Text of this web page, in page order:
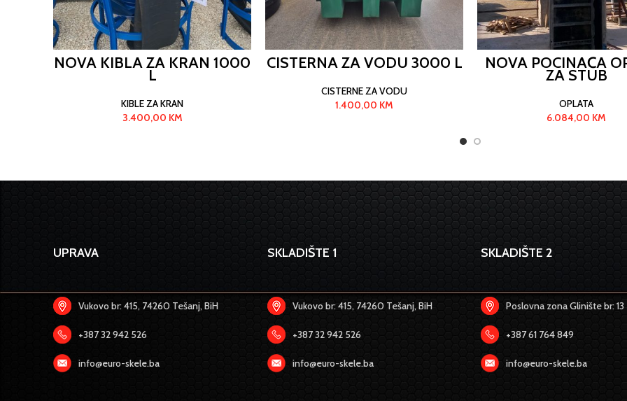
NOVA KIBLA ZA KRAN 1000
L
KIBLE ZA KRAN
3.400,00 KM
CISTERNA ZA VODU 3000 L
CISTERNE ZA VODU
1.400,00 KM
NOVA POCINAČA
ZA STUB
OPLATA
6.084,00 KM
UPRAVA
Vukovo br: 415, 74260 Tešanj, BiH
+387 32 942 526
info@euro-skele.ba
SKLADIŠTE 1
Vukovo br: 415, 74260 Tešanj, BiH
+387 32 942 526
info@euro-skele.ba
SKLADIŠTE 2
Poslovna zona Glinište br: 13
+387 61 764 849
info@euro-skele.ba